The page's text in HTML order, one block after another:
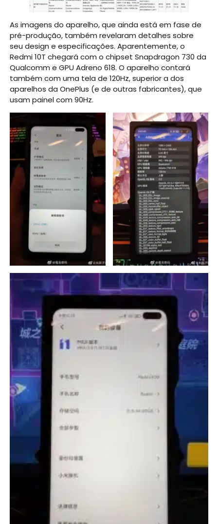
As imagens do aparelho, que ainda está em fase de
pré-produção, também revelaram detalhes sobre
seu design e especificações. Aparentemente, o
Redmi 10T chegará com o chipset Snapdragon 730 da
Qualcomm e GPU Adreno 618. O aparelho contará
também com uma tela de 120Hz, superior a dos
aparelhos da OnePlus (e de outras fabricantes), que
usam painel com 90Hz.